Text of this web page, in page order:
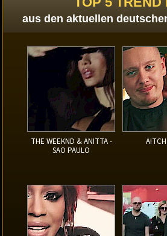
aus den aktuellen
THE WEEKND & ANITTA -
SAO PAULO